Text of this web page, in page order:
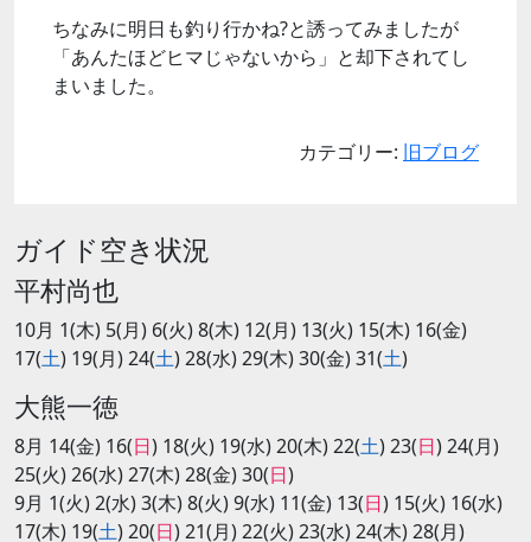
ちなみに明日も釣り行かね?と誘ってみましたが
「あんたほどヒマじゃないから」と却下されてし
まいました。
カテゴリー: 旧ブログ
ガイド空き状況
平村尚也
10月 1(木) 5(月) 6(火) 8(木) 12(月) 13(火) 15(木) 16(金)
17(土) 19(月) 24(土) 28(水) 29(木) 30(金) 31(土)
大熊一徳
8月 14(金) 16(日) 18(火) 19(水) 20(木) 22(土) 23(日) 24(月)
25(火) 26(水) 27(木) 28(金) 30(日)
9月 1(火) 2(水) 3(木) 8(火) 9(水) 11(金) 13(日) 15(火) 16(水)
17(木) 19(土) 20(日) 21(月) 22(火) 23(水) 24(木) 28(月)